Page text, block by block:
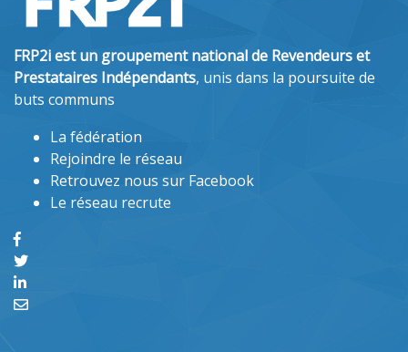
FRP2i est un groupement national de Revendeurs et
Prestataires Indépendants, unis dans la poursuite de
buts communs
La fédération
Rejoindre le réseau
Retrouvez nous sur Facebook
Le réseau recrute